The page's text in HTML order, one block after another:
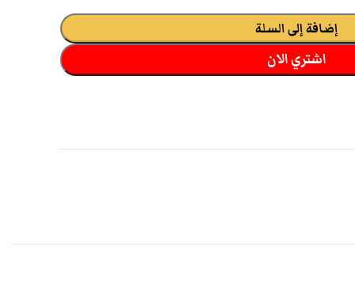
إضافة إلى السلة
اشتري الان